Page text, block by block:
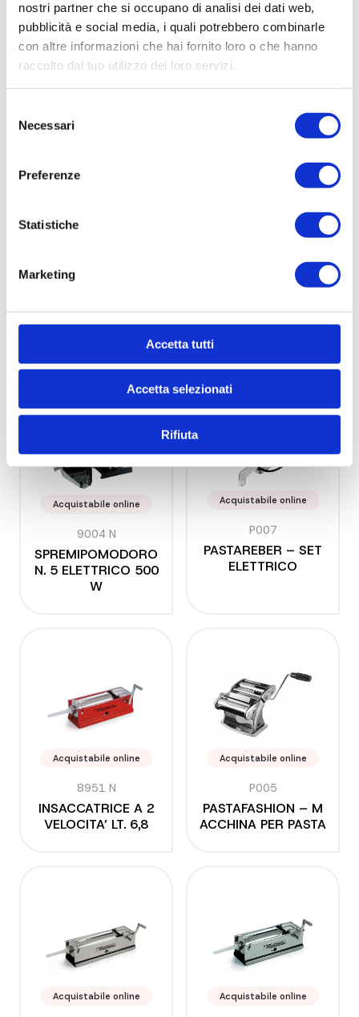
nostri partner che si occupano di analisi dei dati web,
pubblicità e social media, i quali potrebbero combinarle
con altre informazioni che hai fornito loro o che hanno
raccolto dal tuo utilizzo dei loro servizi.
delNecessari
Preferenze
Statistiche
Marketing
Accetta tutti
Accetta selezionati
Rifiuta
W – accessori INOX
RISPARMIO ENERGE
TICO 200 W con Est
rattore e Affettaver
Acquistabile online
PASSAPOMODORO
ENATO INOX – acce
ssori INOX
Acquistabile online
TRITACARNE N.5 ELE
O ENERGETICO 150
W INOX COVER
Acquistabile online
9004 N
SPREMIPOMODORO
N. 5 ELETTRICO 500
W
Acquistabile online
P007
PASTAREBER – SET
ELETTRICO
Acquistabile online
8951 N
INSACCATRICE A 2
VELOCITA’ LT. 6,8
Acquistabile online
P005
PASTAFASHION – M
ACCHINA PER PASTA
Acquistabile online Acquistabile online